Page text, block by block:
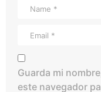
Guarda mi
este navegador